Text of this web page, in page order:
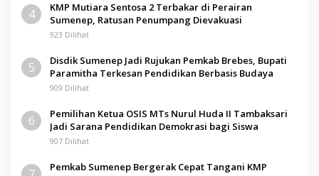
4
KMP Mutiara Sentosa 2 Terbakar di Perairan
Sumenep, Ratusan Penumpang Dievakuasi
923 Dilihat
5
Disdik Sumenep Jadi Rujukan Pemkab Brebes, Bupati
Paramitha Terkesan Pendidikan Berbasis Budaya
909 Dilihat
6
Pemilihan Ketua OSIS MTs Nurul Huda II Tambaksari
Jadi Sarana Pendidikan Demokrasi bagi Siswa
907 Dilihat
Pemkab Sumenep Bergerak Cepat Tangani KMP